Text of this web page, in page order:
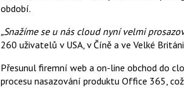
období.
„Snažíme se u nás cloud nyní velmi
260 uživatelů v USA, v Číně a ve Velké
Přesunul firemní web a on-line obchod do
procesu nasazování produktu Office 365,